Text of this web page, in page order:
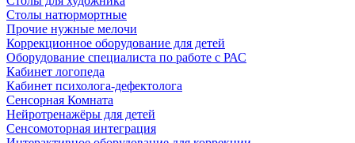
Столы натюрмортные
Прочие нужные мелочи
Коррекционное оборудование для детей
Оборудование специалиста по работе с РАС
Кабинет логопеда
Кабинет психолога-дефектолога
Сенсорная Комната
Нейротренажёры для детей
Сенсомоторная интеграция